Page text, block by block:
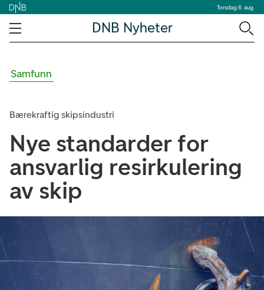
Torsdag 6. aug.
DNB Nyheter
Samfunn
Bærekraftig skipsindustri
Nye standarder for
ansvarlig resirkulering
av skip